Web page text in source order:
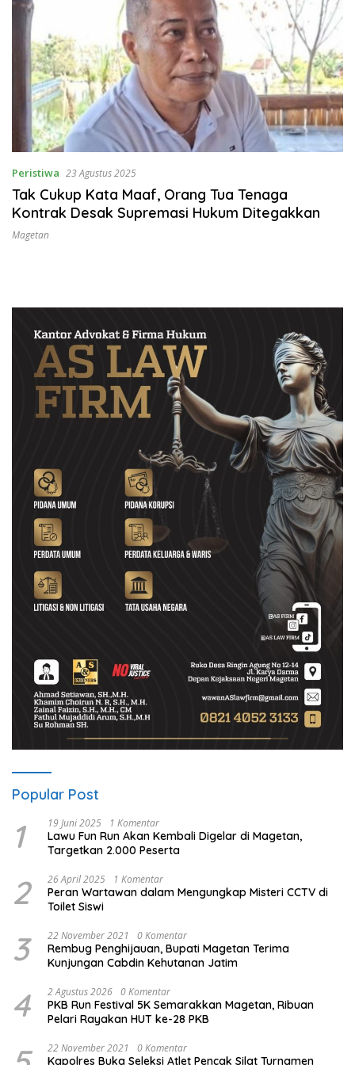
Peristiwa 23 Agustus 2025
Tak Cukup Kata Maaf, Orang Tua Tenaga
Kontrak Desak Supremasi Hukum Ditegakkan
Magetan
Popular Post
1 19 Juni 2025 1 Komentar
Lawu Fun Run Akan Kembali Digelar di Magetan,
Targetkan 2.000 Peserta
2 26 April 2025 1 Komentar
Peran Wartawan dalam Mengungkap Misteri CCTV di
Toilet Siswi
3 22 November 2021 0 Komentar
Rembug Penghijauan, Bupati Magetan Terima
Kunjungan Cabdin Kehutanan Jatim
4 2 Agustus 2026 0 Komentar
PKB Run Festival 5K Semarakkan Magetan, Ribuan
Pelari Rayakan HUT ke-28 PKB
22 November 2021 0 Komentar
Kapolres Buka Seleksi Atlet Pencak Silat Turnamen